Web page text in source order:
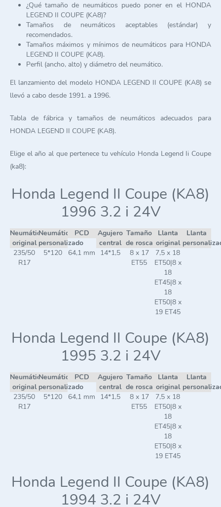
¿Qué tamaño de neumáticos puedo poner en el HONDA
LEGEND II COUPE (KA8)?
Tamaños de neumáticos aceptables (estándar) y
recomendados.
Tamaños máximos y mínimos de neumáticos para HONDA
LEGEND II COUPE (KA8).
Perfil (ancho, alto) y diámetro del neumático.
El lanzamiento del modelo HONDA LEGEND II COUPE (KA8) se
llevó a cabo desde 1991. a 1996.
Tabla de fábrica y tamaños de neumáticos adecuados para
HONDA LEGEND II COUPE (KA8).
Elige el año al que pertenece tu vehículo Honda Legend Ii Coupe
(ka8):
Honda Legend II Coupe (KA8)
1996 3.2 i 24V
Neumático
original
Neumático
personalizado
PCD
Agujero
central
Tamaño
de rosca
Llanta
original
Llanta
235/50
R17
5*120 64,1 mm 14*1,5
8 x 17
ET55
7,5 x 18
ET50|8 x
18
ET45|8 x
18
ET50|8 x
19 ET45
Honda Legend II Coupe (KA8)
1995 3.2 i 24V
Neumático
original
Neumático
personalizado
PCD
Agujero
central
Tamaño
de rosca
Llanta
original
Llanta
235/50
R17
5*120 64,1 mm 14*1,5
8 x 17
ET55
7,5 x 18
ET50|8 x
18
ET45|8 x
18
ET50|8 x
19 ET45
Honda Legend II Coupe (KA8)
1994 3.2 i 24V